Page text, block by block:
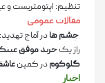
تنظیم: اپتومتریست و
مقالات عمومی
چشم هادرآماج تهدید: 10 راهکار برای محافظت مؤثر
راز یکخرید موفق
گلوکومدر کمین
اخبار